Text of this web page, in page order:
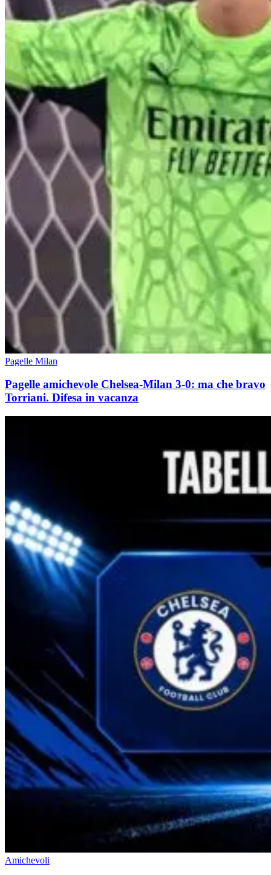
Pagelle Milan
Pagelle amichevole Chelsea-Milan 3-0: ma che bravo
Torriani. Difesa in vacanza
Amichevoli